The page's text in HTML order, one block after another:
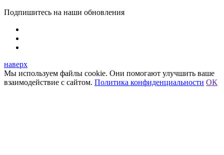
Подпишитесь на наши обновления
наверх
Мы используем файлы cookie. Они помогают улучшить ваше
взаимодействие с сайтом. Политика конфиденциальности ОК